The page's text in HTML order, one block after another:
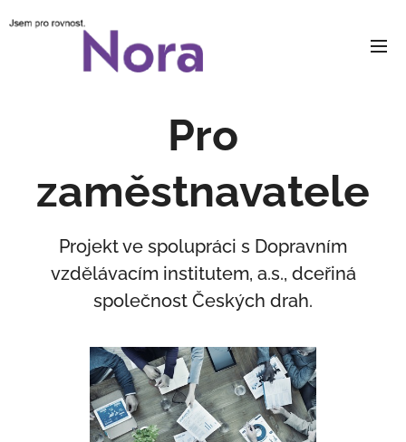
Pro
zaměstnavatele
Projekt ve spolupráci s Dopravním
vzdělávacím institutem, a.s., dceřiná
společnost Českých drah.